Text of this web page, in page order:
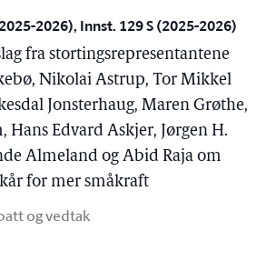
2026), Innst. 129 S (2025-2026)
fra stortingsrepresentantene
Nikolai Astrup, Tor Mikkel
Jonsterhaug, Maren Grøthe,
Edvard Askjer, Jørgen H.
Almeland og Abid Raja om
for mer småkraft
og vedtak